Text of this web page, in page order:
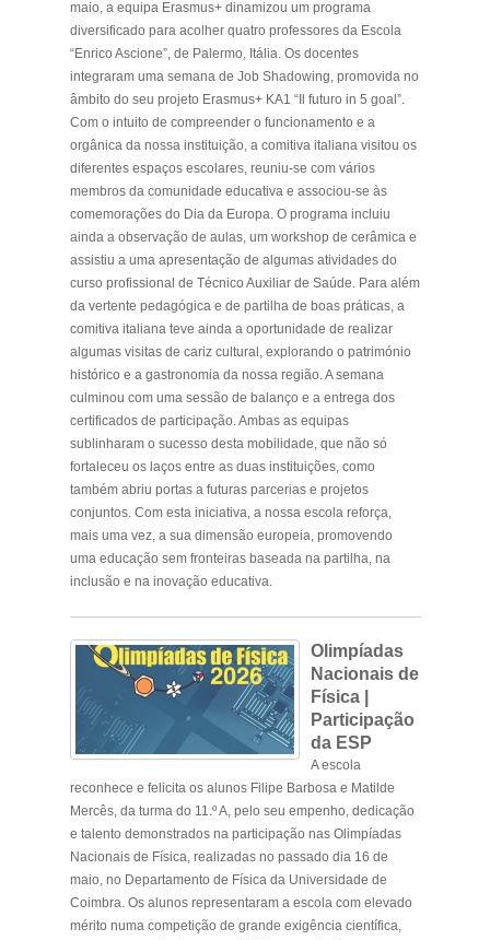
maio, a equipa Erasmus+ dinamizou um programa
diversificado para acolher quatro professores da Escola
“Enrico Ascione”, de Palermo, Itália. Os docentes
integraram uma semana de Job Shadowing, promovida no
âmbito do seu projeto Erasmus+ KA1 “Il futuro in 5 goal”.
Com o intuito de compreender o funcionamento e a
orgânica da nossa instituição, a comitiva italiana visitou os
diferentes espaços escolares, reuniu-se com vários
membros da comunidade educativa e associou-se às
comemorações do Dia da Europa. O programa incluiu
ainda a observação de aulas, um workshop de cerâmica e
assistiu a uma apresentação de algumas atividades do
curso profissional de Técnico Auxiliar de Saúde. Para além
da vertente pedagógica e de partilha de boas práticas, a
comitiva italiana teve ainda a oportunidade de realizar
algumas visitas de cariz cultural, explorando o património
histórico e a gastronomia da nossa região. A semana
culminou com uma sessão de balanço e a entrega dos
certificados de participação. Ambas as equipas
sublinharam o sucesso desta mobilidade, que não só
fortaleceu os laços entre as duas instituições, como
também abriu portas a futuras parcerias e projetos
conjuntos. Com esta iniciativa, a nossa escola reforça,
mais uma vez, a sua dimensão europeia, promovendo
uma educação sem fronteiras baseada na partilha, na
inclusão e na inovação educativa.
Olimpíadas
Nacionais de
Física |
Participação
da ESP
A escola
reconhece e felicita os alunos Filipe Barbosa e Matilde
Mercês, da turma do 11.º A, pelo seu empenho, dedicação
e talento demonstrados na participação nas Olimpíadas
Nacionais de Física, realizadas no passado dia 16 de
maio, no Departamento de Física da Universidade de
Coimbra. Os alunos representaram a escola com elevado
mérito numa competição de grande exigência científica,